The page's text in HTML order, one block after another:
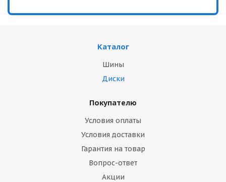
Каталог
Шины
Диски
Покупателю
Условия оплаты
Условия доставки
Гарантия на товар
Вопрос-ответ
Акции